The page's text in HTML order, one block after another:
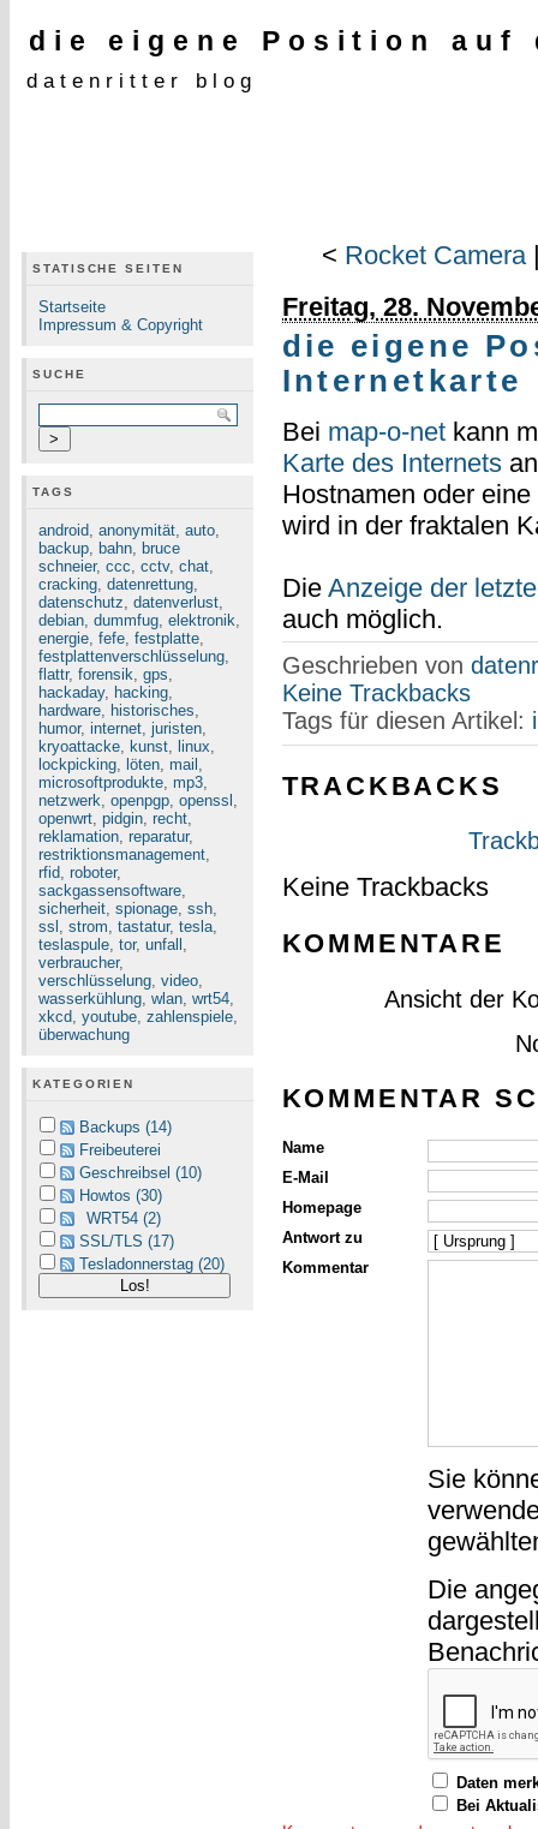
die eigene Position auf
datenritter blog
STATISCHE SEITEN
Startseite
Impressum & Copyright
SUCHE
TAGS
android, anonymität, auto,
backup, bahn, bruce
schneier, ccc, cctv, chat,
cracking, datenrettung,
datenschutz, datenverlust,
debian, dummfug, elektronik,
energie, fefe, festplatte,
festplattenverschlüsselung,
flattr, forensik, gps,
hackaday, hacking,
hardware, historisches,
humor, internet, juristen,
kryoattacke, kunst, linux,
lockpicking, löten, mail ,
microsoftprodukte, mp3,
netzwerk, openpgp, openssl ,
openwrt, pidgin, recht,
reklamation, reparatur,
restriktionsmanagement,
rfid, roboter,
sackgassensoftware,
sicherheit, spionage, ssh,
ssl , strom, tastatur, tesla,
teslaspule, tor, unfall ,
verbraucher,
verschlüsselung, video,
wasserkühlung, wlan, wrt54,
xkcd, youtube, zahlenspiele,
überwachung
KATEGORIEN
Backups (14)
Freibeuterei
Geschreibsel (10)
Howtos (30)
WRT54 (2)
SSL/TLS (17)
Tesladonnerstag (20)
< Rocket Camera
Freitag, 28.
die eigene
Internetkarte
Bei map-o-netkann
Karte des Internets
Hostnamen oder
wird in der fraktalen
Die Anzeige der
auch möglich.
Geschrieben von
Keine Trackbacks
Tags für diesen Artikel:
TRACKBACKS
Keine Trackbacks
KOMMENTARE
Ansicht der
KOMMENTAR
Name
E-Mail
Homepage
Antwort zu
Kommentar
Sie
Die
Daten
Bei